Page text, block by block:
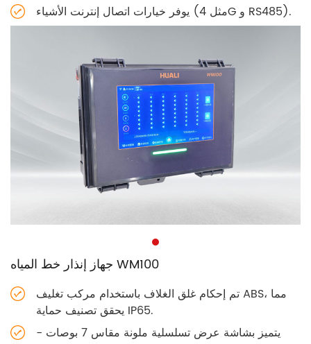
يوفر خيارات اتصال إنترنت الأشياء (مثل 4G و RS485).
جهاز إنذار خط المياه WM100
تم إحكام غلق الغلاف باستخدام مركب تغليف ABS، مما
يحقق تصنيف حماية IP65.
يتميز بشاشة عرض تسلسلية ملونة مقاس 7 بوصات -